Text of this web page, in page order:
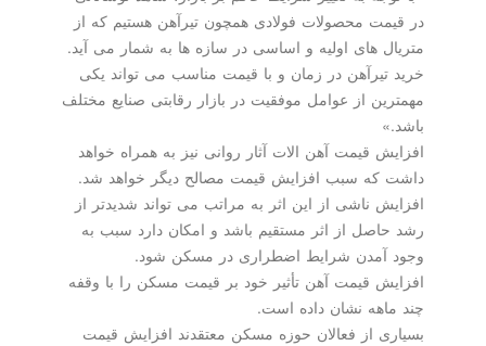
در قیمت محصولات فولادی همچون تیرآهن هستیم كه از
متریال های اولیه و اساسی در سازه ها به شمار می آید.
خرید تیرآهن در زمان و با قیمت مناسب می تواند یكی
مهمترین از عوامل موفقیت در بازار رقابتی صنایع مختلف
افزایش قیمت آهن الات آثار روانی نیز به همراه خواهد
داشت كه سبب افزایش قیمت مصالح دیگر خواهد شد.
افزایش ناشی از این اثر به مراتب می تواند شدیدتر از
رشد حاصل از اثر مستقیم باشد و امكان دارد سبب به
وجود آمدن شرایط اضطراری در مسكن شود.
افزایش قیمت آهن تأثیر خود بر قیمت مسكن را با وقفه
چند ماهه نشان داده است.
بسیاری از فعالان حوزه مسكن معتقدند افزایش قیمت